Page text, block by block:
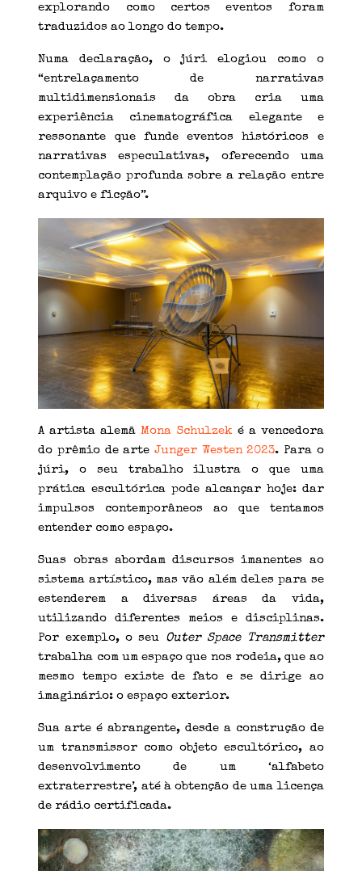
explorando como certos eventos foram
traduzidos ao longo do tempo.
Numa declaração, o júri elogiou como o
“entrelaçamento de narrativas
multidimensionais da obra cria uma
experiência cinematográfica elegante e
ressonante que funde eventos históricos e
narrativas especulativas, oferecendo uma
contemplação profunda sobre a relação entre
arquivo e ficção”.
A artista alemã Mona Schulzek é a vencedora
do prêmio de arte Junger Westen 2023. Para o
júri, o seu trabalho ilustra o que uma
prática escultórica pode alcançar hoje: dar
impulsos contemporâneos ao que tentamos
entender como espaço.
Suas obras abordam discursos imanentes ao
sistema artístico, mas vão além deles para se
estenderem a diversas áreas da vida,
utilizando diferentes meios e disciplinas.
Por exemplo, o seu Outer Space Transmitter
trabalha com um espaço que nos rodeia, que ao
mesmo tempo existe de fato e se dirige ao
imaginário: o espaço exterior.
Sua arte é abrangente, desde a construção de
um transmissor como objeto escultórico, ao
desenvolvimento de um ‘alfabeto
extraterrestre’, até à obtenção de uma licença
de rádio certificada.